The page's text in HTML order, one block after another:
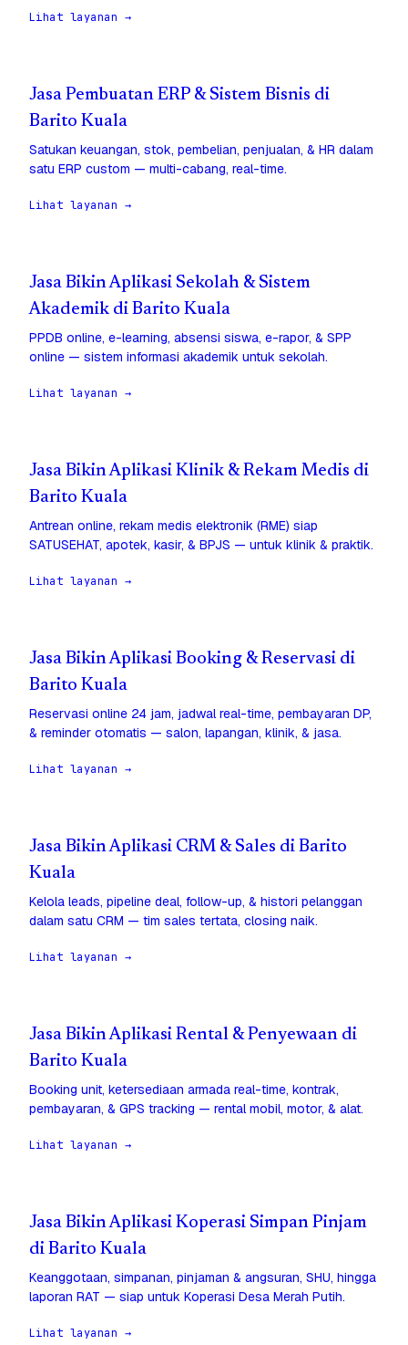
Lihat layanan →
Jasa Pembuatan ERP & Sistem Bisnis di
Barito Kuala
Satukan keuangan, stok, pembelian, penjualan, & HR dalam
satu ERP custom — multi-cabang, real-time.
Lihat layanan →
Jasa Bikin Aplikasi Sekolah & Sistem
Akademik di Barito Kuala
PPDB online, e-learning, absensi siswa, e-rapor, & SPP
online — sistem informasi akademik untuk sekolah.
Lihat layanan →
Jasa Bikin Aplikasi Klinik & Rekam Medis di
Barito Kuala
Antrean online, rekam medis elektronik (RME) siap
SATUSEHAT, apotek, kasir, & BPJS — untuk klinik & praktik.
Lihat layanan →
Jasa Bikin Aplikasi Booking & Reservasi di
Barito Kuala
Reservasi online 24 jam, jadwal real-time, pembayaran DP,
& reminder otomatis — salon, lapangan, klinik, & jasa.
Lihat layanan →
Jasa Bikin Aplikasi CRM & Sales di Barito
Kuala
Kelola leads, pipeline deal, follow-up, & histori pelanggan
dalam satu CRM — tim sales tertata, closing naik.
Lihat layanan →
Jasa Bikin Aplikasi Rental & Penyewaan di
Barito Kuala
Booking unit, ketersediaan armada real-time, kontrak,
pembayaran, & GPS tracking — rental mobil, motor, & alat.
Lihat layanan →
Jasa Bikin Aplikasi Koperasi Simpan Pinjam
di Barito Kuala
Keanggotaan, simpanan, pinjaman & angsuran, SHU, hingga
laporan RAT — siap untuk Koperasi Desa Merah Putih.
Lihat layanan →